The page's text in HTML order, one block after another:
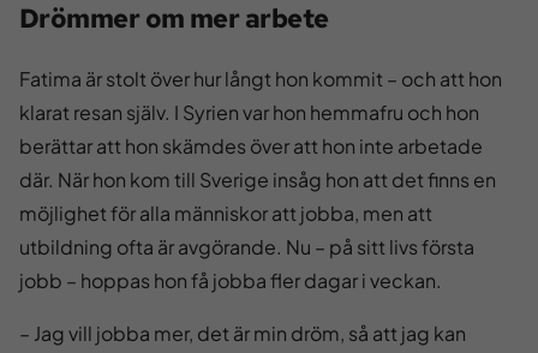
Drömmer om mer arbete
Fatima är stolt över hur långt hon kommit – och att hon
klarat resan själv. I Syrien var hon hemmafru och hon
berättar att hon skämdes över att hon inte arbetade
där. När hon kom till Sverige insåg hon att det finns en
möjlighet för alla människor att jobba, men att
utbildning ofta är avgörande. Nu – på sitt livs första
jobb – hoppas hon få jobba fler dagar i veckan.
– Jag vill jobba mer, det är min dröm, så att jag kan